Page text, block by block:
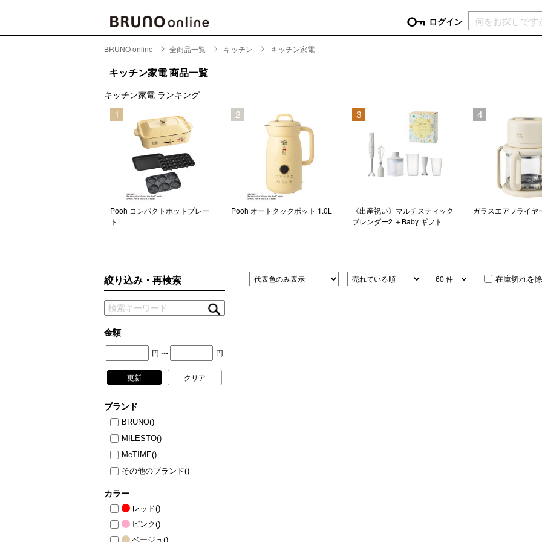
ログイン
ログイン
パスワードをお忘れの方はこちら＞
新規会員登録
現在
BRAND
BRUNO
MILESTO
ブランド一覧
店舗一覧
CONTENTS
ニュース
キッチン家電
キッチンツール
キッチンファブリック
時計
生活家電
家具・収納
ファブリック
ピクニックアイテム
ランチボックス・弁当箱
スキンケア・フェイスケア
ヘアケア
BRUNO online 全商品一覧 キッチン キッチン家電
キッチン家電 商品一覧
キッチン家電 ランキング
1
Pooh コンパクトホットプレー
ト
2
Pooh オートクックポット 1.0L
3
《出産祝い》マルチスティック
ブレンダー2 ＋Baby ギフト
4
ガラスエアフライヤ
絞り込み・再検索
金額
円 〜 円
更新 クリア
ブランド
BRUNO()
MILESTO()
MeTIME()
その他のブランド()
カラー
レッド()
ピンク()
ベージュ()
在庫切れを除